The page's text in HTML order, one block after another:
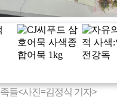
들<사진=김정식 기자>